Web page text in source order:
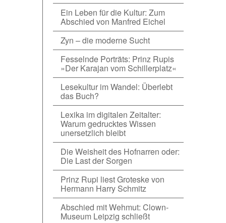
Ein Leben für die Kultur: Zum
Abschied von Manfred Eichel
Zyn – die moderne Sucht
Fesselnde Porträts: Prinz Rupis
»Der Karajan vom Schillerplatz«
Lesekultur im Wandel: Überlebt
das Buch?
Lexika im digitalen Zeitalter:
Warum gedrucktes Wissen
unersetzlich bleibt
Die Weisheit des Hofnarren oder:
Die Last der Sorgen
Prinz Rupi liest Groteske von
Hermann Harry Schmitz
Abschied mit Wehmut: Clown-
Museum Leipzig schließt